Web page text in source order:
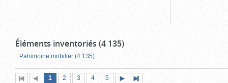
Éléments inventoriés (4 135)
Patrimoine mobilier (4 135)
PremièrePage
Page
1 (pagePage
2 Page
3 Page
4 Page
5